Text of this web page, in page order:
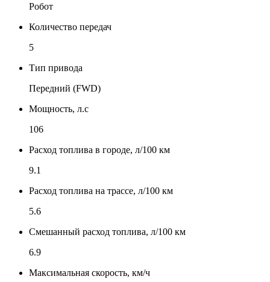
Робот
Количество передач
5
Тип привода
Передний (FWD)
Мощность, л.с
106
Расход топлива в городе, л/100 км
9.1
Расход топлива на трассе, л/100 км
5.6
Смешанный расход топлива, л/100 км
6.9
Максимальная скорость, км/ч